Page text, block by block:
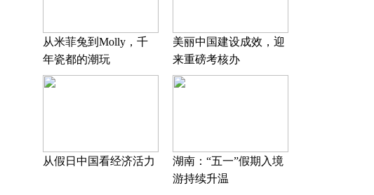
从米菲兔到Molly，千
年瓷都的潮玩
美丽中国建设成效，迎
来重磅考核办
从假日中国看经济活力
湖南：“五一”假期入境
游持续升温